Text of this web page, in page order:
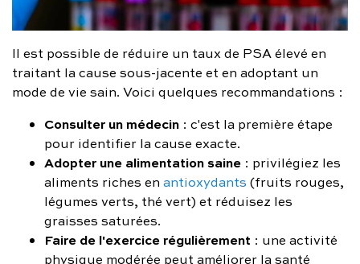
Il est possible de réduire un taux de PSA élevé en
traitant la cause sous-jacente et en adoptant un
mode de vie sain. Voici quelques recommandations :
Consulter un médecin : c'est la première étape
pour identifier la cause exacte.
Adopter une alimentation saine : privilégiez les
aliments riches en antioxydants (fruits rouges,
légumes verts, thé vert) et réduisez les
graisses saturées.
Faire de l'exercice régulièrement : une activité
physique modérée peut améliorer la santé